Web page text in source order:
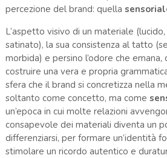
percezione del brand: quella
L’aspetto visivo di un materiale
satinato), la sua consistenza al tatto
morbida) e persino l’odore che emana,
costruire una vera e propria
sfera che il brand si concretizza nella
soltanto come concetto, ma come
un’epoca in cui molte relazioni
consapevole dei materiali diventa un
differenziarsi, per formare un’identità
stimolare un ricordo autentico e